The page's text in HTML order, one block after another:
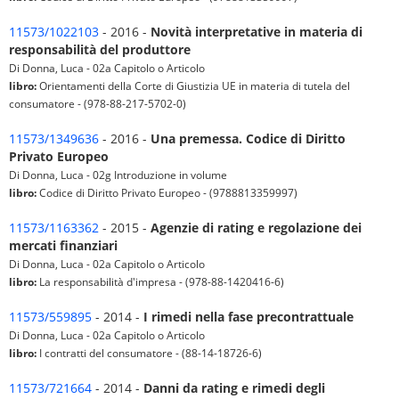
11573/1022103 - 2016 - Novità interpretative in materia di
responsabilità del produttore
Di Donna, Luca - 02a Capitolo o Articolo
libro:Orientamenti della Corte di Giustizia UE in materia di tutela del
consumatore - (978-88-217-5702-0)
11573/1349636 - 2016 - Una premessa. Codice di Diritto
Privato Europeo
Di Donna, Luca - 02g Introduzione in volume
libro:Codice di Diritto Privato Europeo - (9788813359997)
11573/1163362 - 2015 - Agenzie di rating e regolazione dei
mercati finanziari
Di Donna, Luca - 02a Capitolo o Articolo
libro: La responsabilità d'impresa - (978-88-1420416-6)
11573/559895 - 2014 - I rimedi nella fase precontrattuale
Di Donna, Luca - 02a Capitolo o Articolo
libro: I contratti del consumatore - (88-14-18726-6)
11573/721664 - 2014 - Danni da rating e rimedi degli